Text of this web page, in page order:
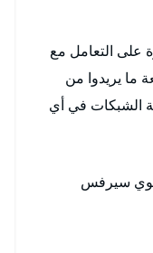
على التعامل مع
ما يريدوا من
الشبكات في أي
سيرفس